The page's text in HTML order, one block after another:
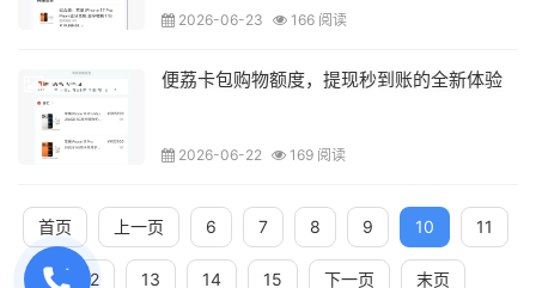
2026-06-23 166 阅读
便荔卡包购物额度，提现秒到账的全新体验
2026-06-22 169 阅读
首页 上一页 6 7 8 9 10 11
12 13 14 15 下一页 末页